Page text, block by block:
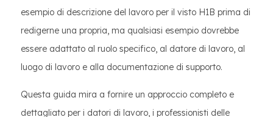
esempio di descrizione del lavoro per il visto H1B prima di
redigerne una propria, ma qualsiasi esempio dovrebbe
essere adattato al ruolo specifico, al datore di lavoro, al
luogo di lavoro e alla documentazione di supporto.
Questa guida mira a fornire un approccio completo e
dettagliato per i datori di lavoro, i professionisti delle